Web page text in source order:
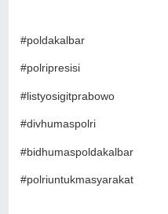
#poldakalbar
#polripresisi
#listyosigitprabowo
#divhumaspolri
#bidhumaspoldakalbar
#polriuntukmasyarakat